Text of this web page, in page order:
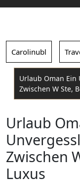
Carolinubl
Urlaub Oman Ein
Zwischen W Ste,
Urlaub
Zwischen
Luxus